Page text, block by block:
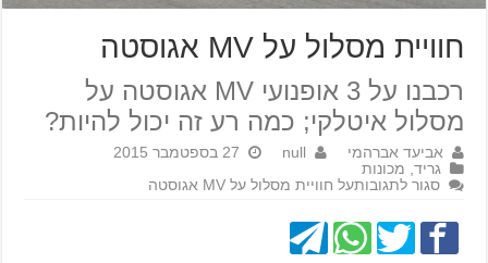
חוויית מסלול על MV אגוסטה
רכבנו על 3 אופנועי MV אגוסטה על
מסלול איטלקי; כמה רע זה יכול להיות?
אביעד אברהמי null
27 בספטמבר 2015
גריד, מכונות
סגור לתגובותעל חוויית מסלול על MV אגוסטה